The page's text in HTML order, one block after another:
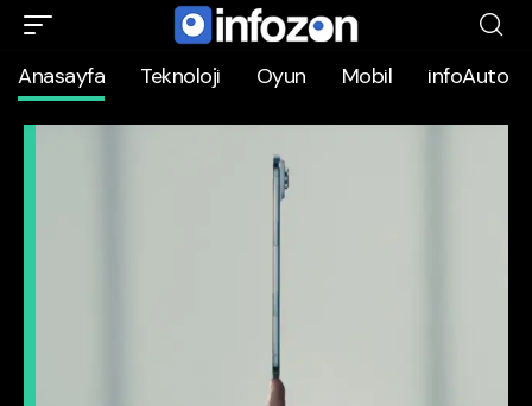
Anasayfa Teknoloji Oyun Mobil infoAuto